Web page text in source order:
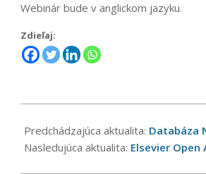
Webinár bude v anglickom jazyku.
Zdieľaj:
02-
07
Predchádzajúca aktualita: Databáza
Nasledujúca aktualita: Elsevier Open